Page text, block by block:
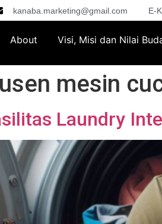
kanaba.marketing@gmail.com E-
About Visi, Misi dan Nilai
mesin
Laundry